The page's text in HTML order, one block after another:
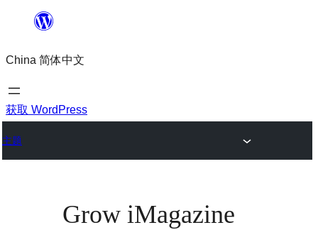
内
容
China 简体中文
获取 WordPress
主题
Grow iMagazine